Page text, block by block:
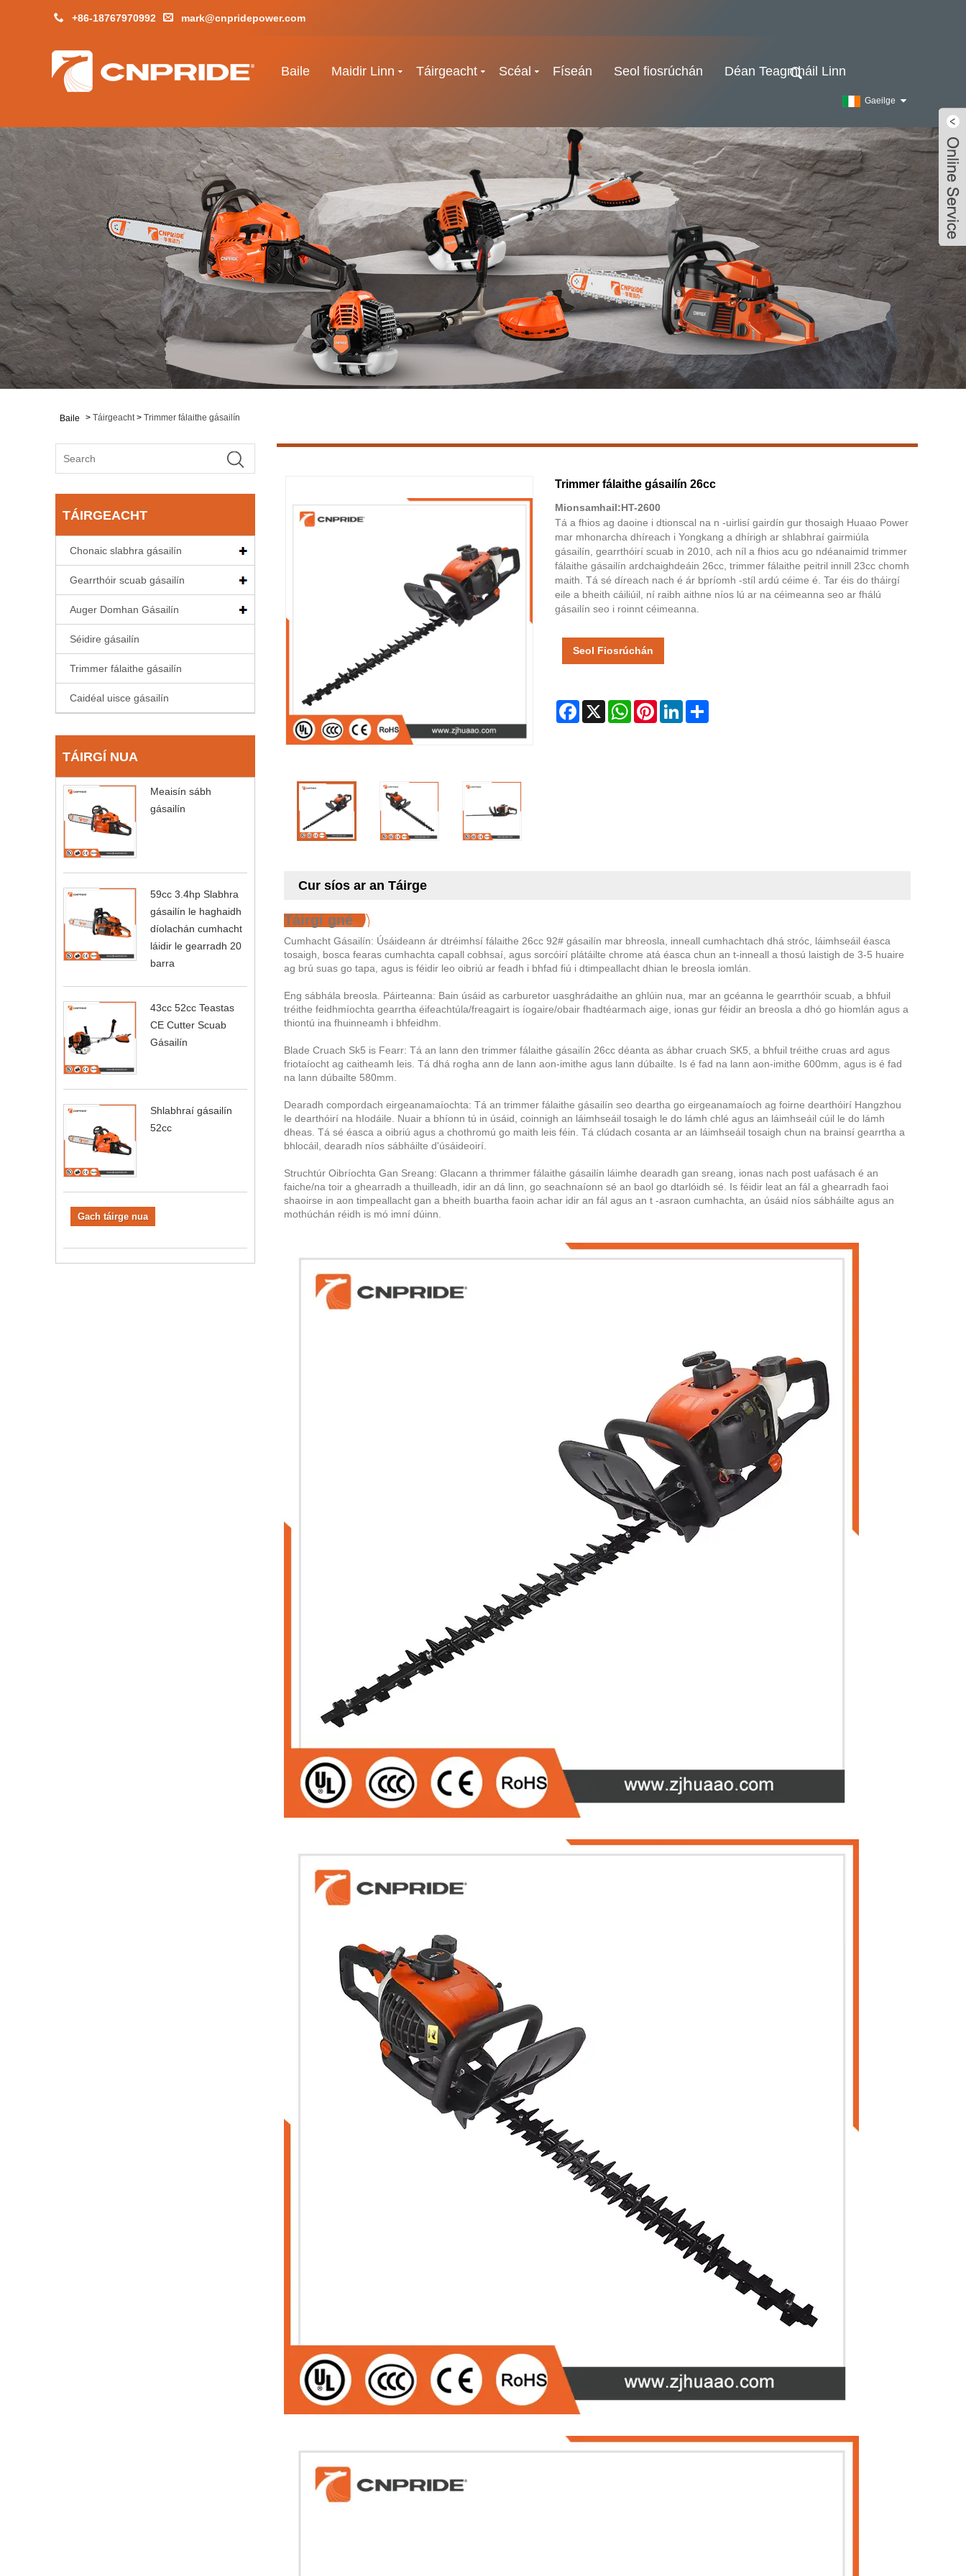
+86-18767970992 mark@cnpridepower.com
Baile Maidir Linn Táirgeacht Scéal Físeán Seol fiosrúchán Déan Teagmháil Linn
Gaeilge
Baile > Táirgeacht> Trimmer fálaithe gásailín
TÁIRGEACHT
Chonaic slabhra gásailín
Gearrthóir scuab gásailín
Auger Domhan Gásailín
Séidire gásailín
Trimmer fálaithe gásailín
Caidéal uisce gásailín
TÁIRGÍ NUA
Meaisín sábh
gásailín
59cc 3.4hp Slabhra
gásailín le haghaidh
díolachán cumhacht
láidir le gearradh 20
barra
43cc 52cc Teastas
CE Cutter Scuab
Gásailín
Shlabhraí gásailín
52cc
Gach táirge nua
Trimmer fálaithe gásailín 26cc
Mionsamhail:HT-2600
Tá a fhios ag daoine i dtionscal na n -uirlisí gairdín gur thosaigh Huaao Power
mar mhonarcha dhíreach i Yongkang a dhírigh ar shlabhraí gairmiúla
gásailín, gearrthóirí scuab in 2010, ach níl a fhios acu go ndéanaimid trimmer
fálaithe gásailín ardchaighdeáin 26cc, trimmer fálaithe peitril innill 23cc chomh
maith. Tá sé díreach nach é ár bpríomh -stíl ardú céime é. Tar éis do tháirgí
eile a bheith cáiliúil, ní raibh aithne níos lú ar na céimeanna seo ar fhálú
gásailín seo i roinnt céimeanna.
Seol Fiosrúchán
Facebook
X WhatsAppPinterestLinkedInShare
Cur síos ar an Táirge
Táirgí gné
Cumhacht Gásailín: Úsáideann ár dtréimhsí fálaithe 26cc 92# gásailín mar bhreosla, inneall cumhachtach dhá stróc, láimhseáil éasca
tosaigh, bosca fearas cumhachta capall cobhsaí, agus sorcóirí plátáilte chrome atá éasca chun an t-inneall a thosú laistigh de 3-5 huaire
ag brú suas go tapa, agus is féidir leo oibriú ar feadh i bhfad fiú i dtimpeallacht dhian le breosla iomlán.
Eng sábhála breosla. Páirteanna: Bain úsáid as carburetor uasghrádaithe an ghlúin nua, mar an gcéanna le gearrthóir scuab, a bhfuil
tréithe feidhmíochta gearrtha éifeachtúla/freagairt is íogaire/obair fhadtéarmach aige, ionas gur féidir an breosla a dhó go hiomlán agus a
thiontú ina fhuinneamh i bhfeidhm.
Blade Cruach Sk5 is Fearr: Tá an lann den trimmer fálaithe gásailín 26cc déanta as ábhar cruach SK5, a bhfuil tréithe cruas ard agus
friotaíocht ag caitheamh leis. Tá dhá rogha ann de lann aon-imithe agus lann dúbailte. Is é fad na lann aon-imithe 600mm, agus is é fad
na lann dúbailte 580mm.
Dearadh compordach eirgeanamaíochta: Tá an trimmer fálaithe gásailín seo deartha go eirgeanamaíoch ag foirne dearthóirí Hangzhou
le dearthóirí na hIodáile. Nuair a bhíonn tú in úsáid, coinnigh an láimhseáil tosaigh le do lámh chlé agus an láimhseáil cúil le do lámh
dheas. Tá sé éasca a oibriú agus a chothromú go maith leis féin. Tá clúdach cosanta ar an láimhseáil tosaigh chun na brainsí gearrtha a
bhlocáil, dearadh níos sábháilte d'úsáideoirí.
Struchtúr Oibríochta Gan Sreang: Glacann a thrimmer fálaithe gásailín láimhe dearadh gan sreang, ionas nach post uafásach é an
faiche/na toir a ghearradh a thuilleadh, idir an dá linn, go seachnaíonn sé an baol go dtarlóidh sé. Is féidir leat an fál a ghearradh faoi
shaoirse in aon timpeallacht gan a bheith buartha faoin achar idir an fál agus an t -asraon cumhachta, an úsáid níos sábháilte agus an
mothúchán réidh is mó imní dúinn.